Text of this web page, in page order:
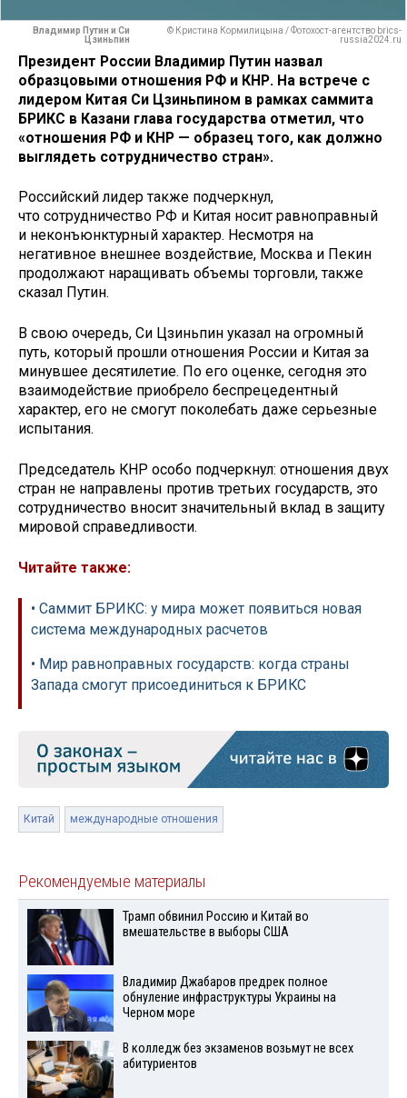
Владимир Путин и Си
Цзиньпин
© Кристина Кормилицына / Фотохост-агентство brics-
russia2024.ru
Президент России Владимир Путин назвал
образцовыми отношения РФ и КНР. На встрече с
лидером Китая Си Цзиньпином в рамках саммита
БРИКС в Казани глава государства отметил, что
«отношения РФ и КНР — образец того, как должно
выглядеть сотрудничество стран».
Российский лидер также подчеркнул,
что сотрудничество РФ и Китая носит равноправный
и неконъюнктурный характер. Несмотря на
негативное внешнее воздействие, Москва и Пекин
продолжают наращивать объемы торговли, также
сказал Путин.
В свою очередь, Си Цзиньпин указал на огромный
путь, который прошли отношения России и Китая за
минувшее десятилетие. По его оценке, сегодня это
взаимодействие приобрело беспрецедентный
характер, его не смогут поколебать даже серьезные
испытания.
Председатель КНР особо подчеркнул: отношения двух
стран не направлены против третьих государств, это
сотрудничество вносит значительный вклад в защиту
мировой справедливости.
Читайте также:
• Саммит БРИКС: у мира может появиться новая
система международных расчетов
• Мир равноправных государств: когда страны
Запада смогут присоединиться к БРИКС
Китай международные отношения
Рекомендуемые материалы
Трамп обвинил Россию и Китай во
вмешательстве в выборы США
Владимир Джабаров предрек полное
обнуление инфраструктуры Украины на
Черном море
В колледж без экзаменов возьмут не всех
абитуриентов